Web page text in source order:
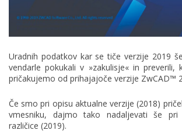
Uradnih podatkov kar se tiče verzije 2019
vendarle pokukali v »zakulisje« in preverili,
pričakujemo od prihajajoče verzije ZwCAD™
Če smo pri opisu aktualne verzije (2018)
vmesniku, dajmo tako nadaljevati še pri
različice (2019).